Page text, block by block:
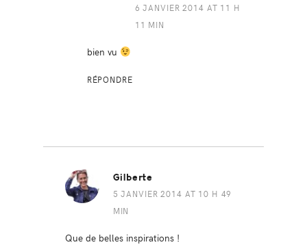
6 JANVIER 2014 AT 11 H
11 MIN
bien vu
RÉPONDRE
Gilberte
5 JANVIER 2014 AT 10 H 49
MIN
Que de belles inspirations !